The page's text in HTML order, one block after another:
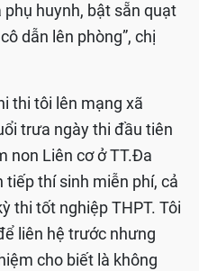
huynh, bật sẵn quạt
dẫn lên phòng”, chị
thi tôi lên mạng xã
trưa ngày thi đầu tiên
non Liên cơ ở TT.Đa
tiếp thí sinh miễn phí, cả
thi tốt nghiệp THPT. Tôi
liên hệ trước nhưng
cho biết là không